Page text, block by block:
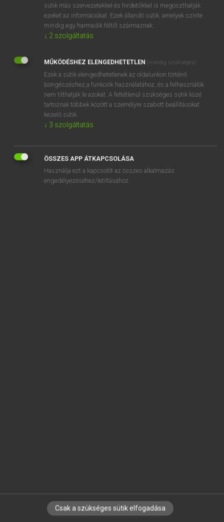
belépek.
REGISZTRÁCIÓ
EURÓPAI UNIÓS TERMINOLÓGIAI SZÓTÁR
Kapcsolódó anyagok
marchandises en retour
marchandises en transit
marchandises équivalentes
IRATKOZZ FEL HÍRLEVELÜNKRE!
sütik más szervezetekkel és hirdetőkkel is megoszthatják
ezeket az információkat. Ezek állandó sütik, amelyek szinte
mindig egy harmadik féltől származnak.
↓ 2 szolgáltatás
MŰKÖDÉSHEZ ELENGEDHETETLEN (mindig szükséges)
Ezek a sütik elengedhetetlenek az oldalunkon történő
böngészéshez,a funkciók használatához, és a felhasználók
nem tilthatják le azokat. A feltétlenül szükséges sütik közé
tartoznak többek között a személyre szabott beállításokat
kezelő sütik.
↓ 3 szolgáltatás
ÖSSZES APP ÁTKAPCSOLÁSA
Használja ezt a kapcsolót az összes alkalmazás
engedélyezéséhez/letiltásához.
Csak a szükséges sütik elfogadása